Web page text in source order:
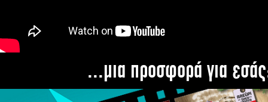
...μια προσφορά για